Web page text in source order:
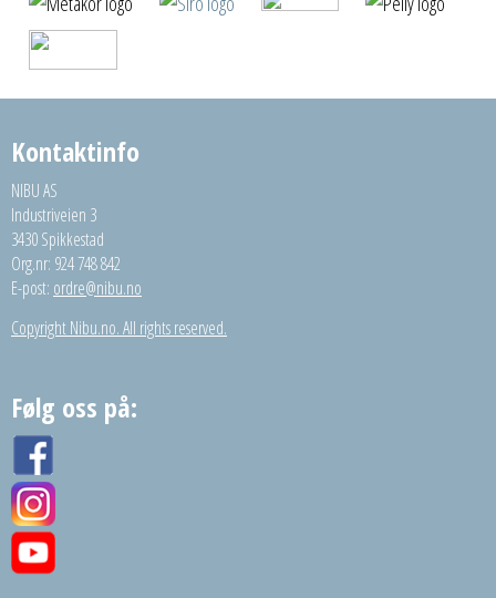
Kontaktinfo
NIBU AS
Industriveien 3
3430 Spikkestad
Org.nr: 924 748 842
E-post: ordre@nibu.no
Copyright Nibu.no. All rights reserved.
Følg oss på: